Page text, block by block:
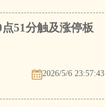
51分触及涨停板
2026/5/6 23:57:43